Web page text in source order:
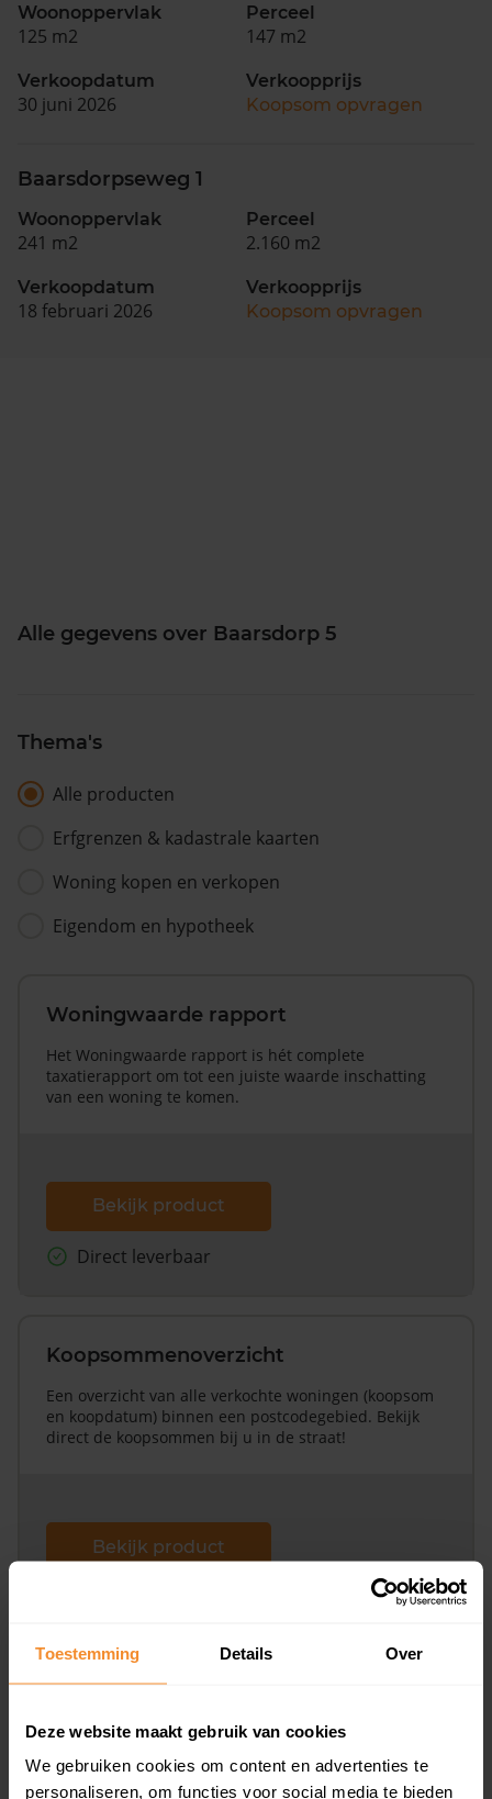
Toestemming Details Over
Deze website maakt gebruik van cookies
We gebruiken cookies om content en advertenties te
personaliseren, om functies voor social media te bieden
Woonoppervlak
125 m2
Perceel
147 m2
Verkoopdatum
30 juni 2026
Verkoopprijs
Koopsom opvragen
Baarsdorpseweg 1
Woonoppervlak
241 m2
Perceel
2.160 m2
Verkoopdatum
18 februari 2026
Verkoopprijs
Koopsom opvragen
Alle gegevens over Baarsdorp 5
Thema's
Alle producten
Erfgrenzen & kadastrale kaarten
Woning kopen en verkopen
Eigendom en hypotheek
Woningwaarde rapport
Het Woningwaarde rapport is hét complete
taxatierapport om tot een juiste waarde inschatting
van een woning te komen.
Bekijk product
Direct leverbaar
Koopsommenoverzicht
Een overzicht van alle verkochte woningen (koopsom
en koopdatum) binnen een postcodegebied. Bekijk
direct de koopsommen bij u in de straat!
Bekijk product
updates)